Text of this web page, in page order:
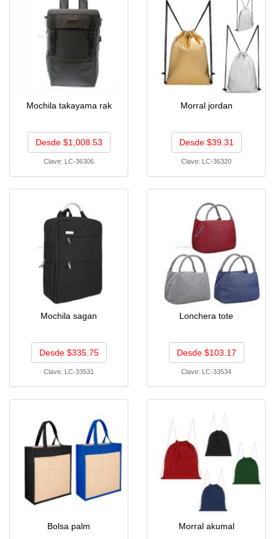
Mochila takayama rak
Desde $1,008.53
Clave: LC-36306
Morral jordan
Desde $39.31
Clave: LC-36320
Mochila sagan
Desde $335.75
Clave: LC-33531
Lonchera tote
Desde $103.17
Clave: LC-33534
Bolsa palm Morral akumal